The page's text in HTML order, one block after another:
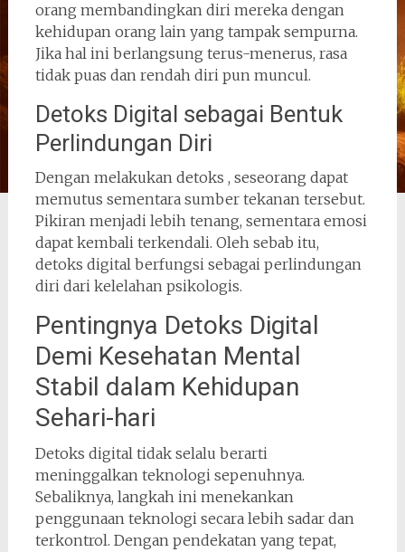
orang membandingkan diri mereka dengan
kehidupan orang lain yang tampak sempurna.
Jika hal ini berlangsung terus-menerus, rasa
tidak puas dan rendah diri pun muncul.
Detoks Digital sebagai Bentuk
Perlindungan Diri
Dengan melakukan detoks , seseorang dapat
memutus sementara sumber tekanan tersebut.
Pikiran menjadi lebih tenang, sementara emosi
dapat kembali terkendali. Oleh sebab itu,
detoks digital berfungsi sebagai perlindungan
diri dari kelelahan psikologis.
Pentingnya Detoks Digital
Demi Kesehatan Mental
Stabil dalam Kehidupan
Sehari-hari
Detoks digital tidak selalu berarti
meninggalkan teknologi sepenuhnya.
Sebaliknya, langkah ini menekankan
penggunaan teknologi secara lebih sadar dan
terkontrol. Dengan pendekatan yang tepat,